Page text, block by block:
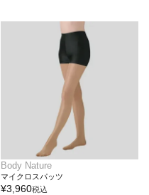
Body Nature
マイクロスパッツ
¥3,960税込